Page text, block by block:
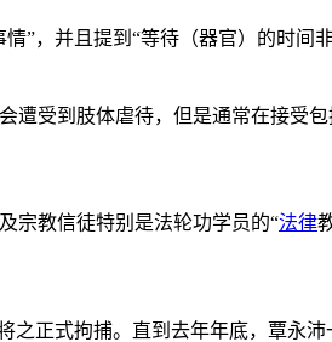
”，并且提到“等待（器官）的时间
受到肢体虐待，但是通常在接受
宗教信徒特别是法轮功学员的“法律
之正式拘捕。直到去年年底，覃永